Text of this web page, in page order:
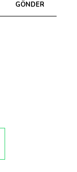
GÖNDER